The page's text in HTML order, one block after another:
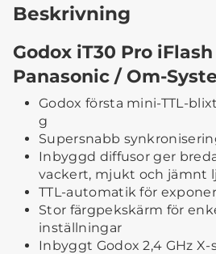
Beskrivning
Godox iT30 Pro
Panasonic / Om-
Godox första mini-TTL-
g
Supersnabb
Inbyggd diffusor ger
vackert, mjukt och jämnt
TTL-automatik för
Stor färgpekskärm för
inställningar
Inbyggt Godox 2,4 GHz X-